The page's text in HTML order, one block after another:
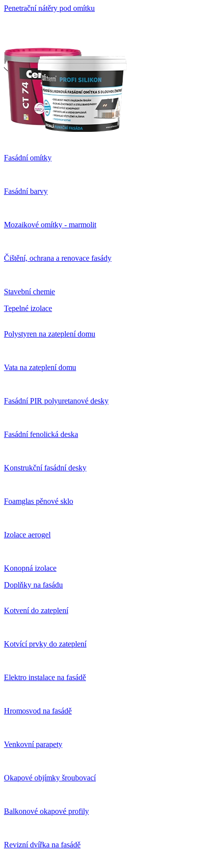
Penetrační nátěry pod omítku
Fasádní omítky
Fasádní barvy
Mozaikové omítky - marmolit
Čištění, ochrana a renovace fasády
Stavební chemie
Tepelné izolace
Polystyren na zateplení domu
Vata na zateplení domu
Fasádní PIR polyuretanové desky
Fasádní fenolická deska
Konstrukční fasádní desky
Foamglas pěnové sklo
Izolace aerogel
Konopná izolace
Doplňky na fasádu
Kotvení do zateplení
Kotvící prvky do zateplení
Elektro instalace na fasádě
Hromosvod na fasádě
Venkovní parapety
Okapové objímky šroubovací
Balkonové okapové profily
Revizní dvířka na fasádě